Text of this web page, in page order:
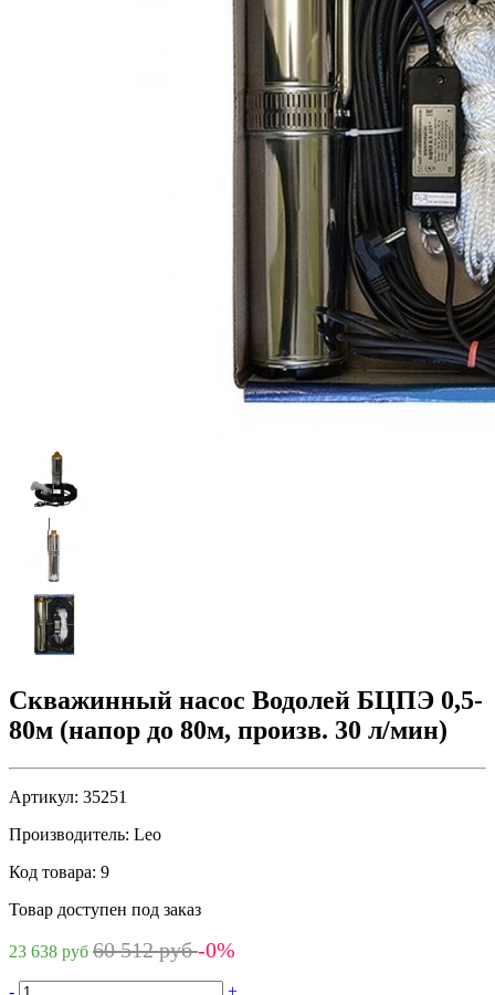
Скважинный насос Водолей БЦПЭ 0,5-
80м (напор до 80м, произв. 30 л/мин)
Артикул: 35251
Производитель: Leo
Код товара: 9
Товар доступен под заказ
23 638 руб 60 512 руб-0%
- +